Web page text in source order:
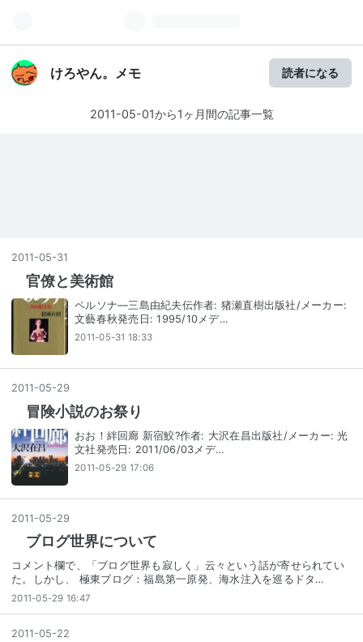
けろやん。メモ 読者になる
2011-05-01から1ヶ月間の記事一覧
2011 -05-31
官僚と美術館
ペルソナ―三島由紀夫伝作者: 猪瀬直樹出版社/メーカー:
文藝春秋発売日: 1995/10メデ…
2011-05-31 18:33
2011 -05-29
冒険小説のお祭り
おお！絆回廊 新宿鮫?作者: 大沢在昌出版社/メーカー: 光
文社発売日: 2011/06/03メデ…
2011-05-29 17:06
2011-05-29
ブログ世界について
コメント欄で、「ブログ世界も寂しく」云々という話が寄せられてい
た。しかし、 極東ブログ：福島第一原発、海水注入を巡るドタ…
2011-05-29 16:47
2011 -05-22